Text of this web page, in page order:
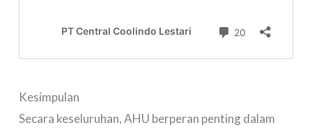
Kesimpulan
Secara keseluruhan, AHU berperan penting dalam